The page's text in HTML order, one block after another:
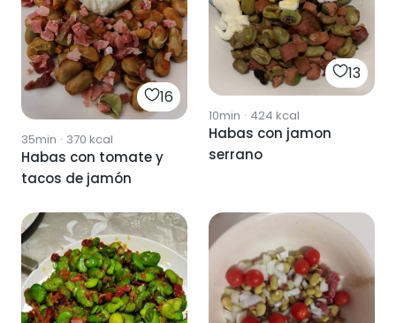
16
35min · 370 kcal
Habas con tomate y
tacos de jamón
13
10min · 424 kcal
Habas con jamon
serrano